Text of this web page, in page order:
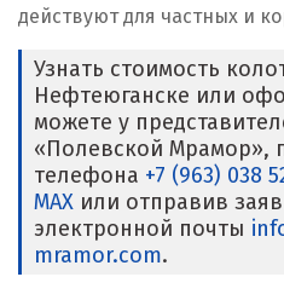
действуют для частных и
Узнать стоимость
Нефтеюганске или
можете у
«Полевской Мрамор»,
телефона +7 (963) 038
MAX или отправив
электронной почты
mramor.com.